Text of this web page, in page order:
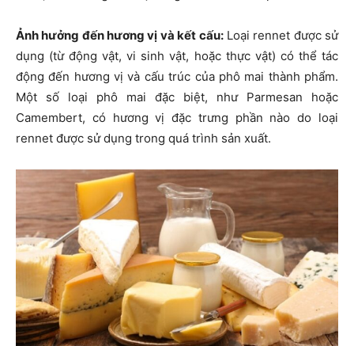
Ảnh hưởng đến hương vị và kết cấu:Loại rennet được sử
dụng (từ động vật, vi sinh vật, hoặc thực vật) có thể tác
động đến hương vị và cấu trúc của phô mai thành phẩm.
Một số loại phô mai đặc biệt, như Parmesan hoặc
Camembert, có hương vị đặc trưng phần nào do loại
rennet được sử dụng trong quá trình sản xuất.